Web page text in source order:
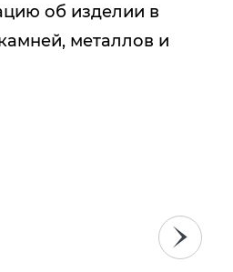
об изделии в
металлов и